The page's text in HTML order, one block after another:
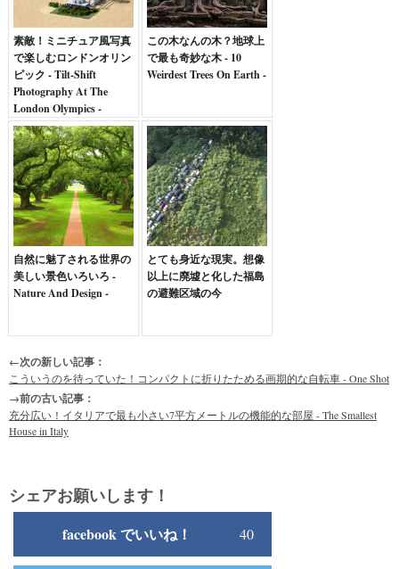
素敵！ミニチュア風写真
で楽しむロンドンオリン
ピック - Tilt-Shift
Photography At The
London Olympics -
この木なんの木？地球上
で最も奇妙な木 - 10
Weirdest Trees On Earth -
自然に魅了される世界の
美しい景色いろいろ -
Nature And Design -
とても身近な現実。想像
以上に廃墟と化した福島
の避難区域の今
←次の新しい記事：
こういうのを待っていた！コンパクトに折りたためる画期的な自転車 - One Shot
→前の古い記事：
充分広い！イタリアで最も小さい7平方メートルの機能的な部屋 - The Smallest
House in Italy
シェアお願いします！
facebook でいいね！ 40